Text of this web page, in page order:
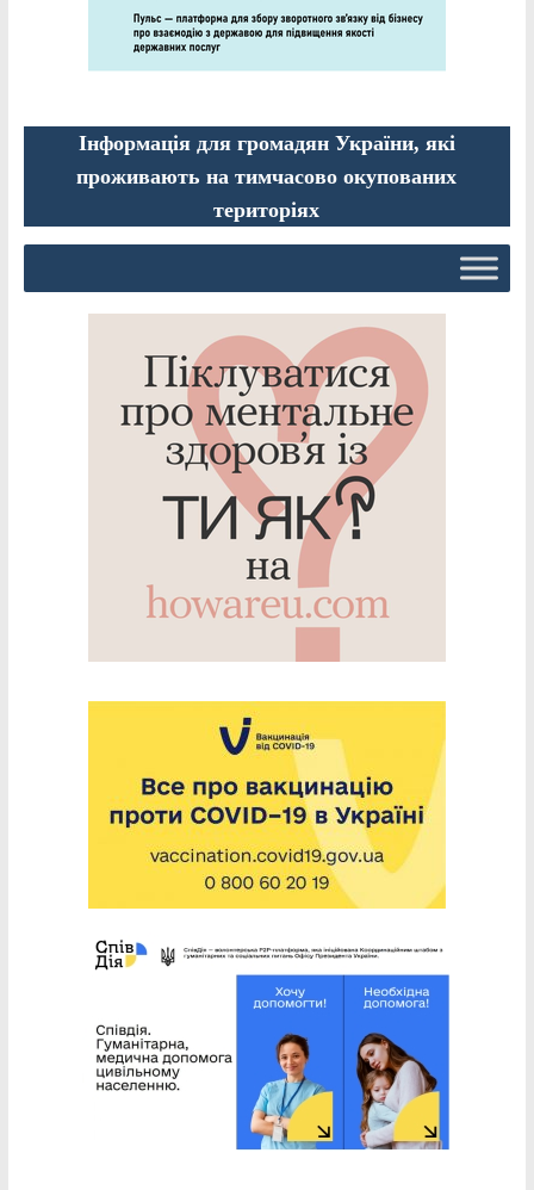
Інформація для громадян України, які
проживають на тимчасово окупованих
територіях